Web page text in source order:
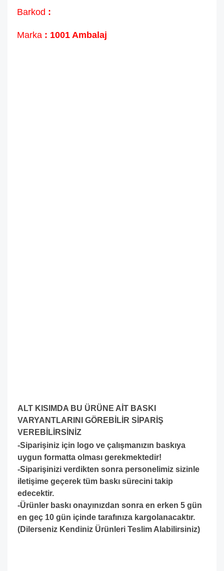
Barkod :
Marka : 1001 Ambalaj
ALT KISIMDA BU ÜRÜNE AİT BASKI
VARYANTLARINI GÖREBİLİR SİPARİŞ
VEREBİLİRSİNİZ
-Siparişiniz için logo ve çalışmanızın baskıya
uygun formatta olması gerekmektedir!
-Siparişinizi verdikten sonra personelimiz sizinle
iletişime geçerek tüm baskı sürecini takip
edecektir.
-Ürünler baskı onayınızdan sonra en erken 5 gün
en geç 10 gün içinde tarafınıza kargolanacaktır.
(Dilerseniz Kendiniz Ürünleri Teslim Alabilirsiniz)